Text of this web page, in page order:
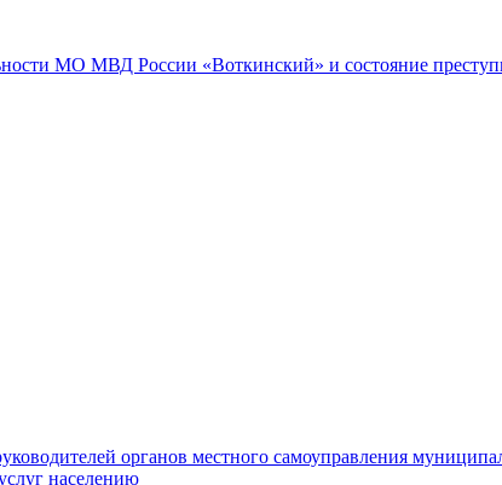
МО МВД России «Воткинский» и состояние
органов местного самоуправления
населению